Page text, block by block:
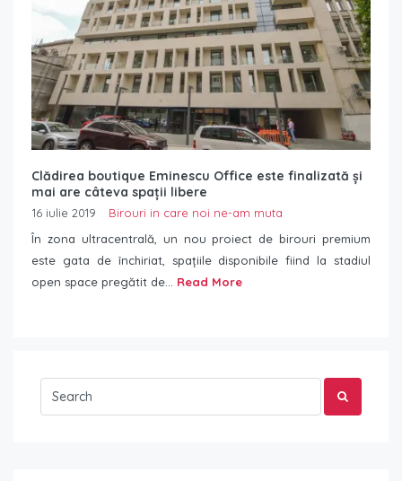
Clădirea boutique Eminescu Office este finalizată și
mai are câteva spații libere
16 iulie 2019
Birouri in care noi ne-am muta
În zona ultracentrală, un nou proiect de birouri premium
este gata de închiriat, spațiile disponibile fiind la stadiul
open space pregătit de... Read More